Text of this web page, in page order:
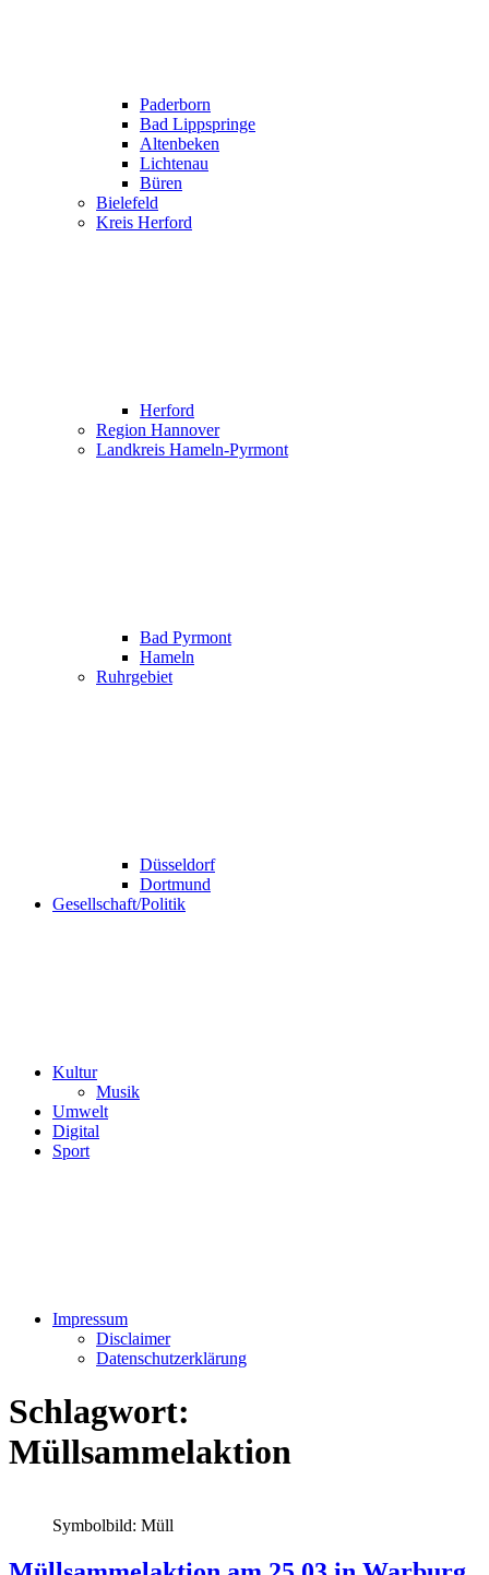
Paderborn
Bad Lippspringe
Altenbeken
Lichtenau
Büren
Bielefeld
Kreis Herford
Herford
Region Hannover
Landkreis Hameln-Pyrmont
Bad Pyrmont
Hameln
Ruhrgebiet
Düsseldorf
Dortmund
Gesellschaft/Politik
Kultur
Musik
Umwelt
Digital
Sport
Impressum
Disclaimer
Datenschutzerklärung
Schlagwort:
Müllsammelaktion
Symbolbild: Müll